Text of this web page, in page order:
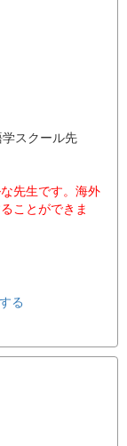
スクール先
先生です。海外
ことができま
る